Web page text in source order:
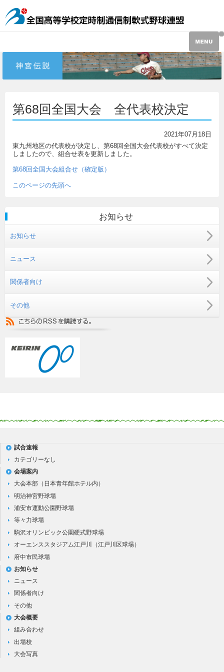
第68回全国大会 全代表校決定
2021年07月18日
東九州地区の代表校が決定し、第68回全国大会代表校がすべて決定
しましたので、組合せ表を更新しました。
第68回全国大会組合せ（確定版）
このページの先頭へ
お知らせ
お知らせ
ニュース
関係者向け
その他
試合速報
カテゴリーなし
会場案内
大会本部（日本青年館ホテル内）
明治神宮野球場
浦安市運動公園野球場
等々力球場
駒沢オリンピック公園硬式野球場
オーエンススタジアム江戸川（江戸川区球場）
府中市民球場
お知らせ
ニュース
関係者向け
その他
大会概要
組み合わせ
出場校
大会写真